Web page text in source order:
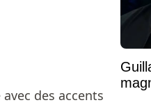
des accents